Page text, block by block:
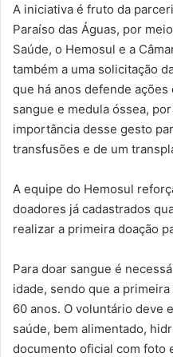
A iniciativa é fruto da
Paraíso das Águas, por
Saúde, o Hemosul e a
também a uma solicitação
que há anos defende
sangue e medula óssea,
importância desse gesto
transfusões e de um
A equipe do Hemosul
doadores já cadastrados
realizar a primeira doação
Para doar sangue é
idade, sendo que a
60 anos. O voluntário deve
saúde, bem alimentado,
documento oficial com foto